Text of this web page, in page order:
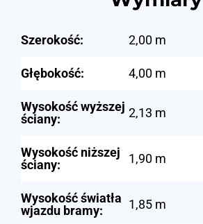
Szerokość: 2,00 m
Głębokość: 4,00 m
Wysokość wyższej
ściany:
2,13 m
Wysokość niższej
ściany:
1,90 m
Wysokość światła
wjazdu bramy:
1,85 m